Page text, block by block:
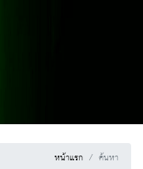
หน้าแรก ค้นหา